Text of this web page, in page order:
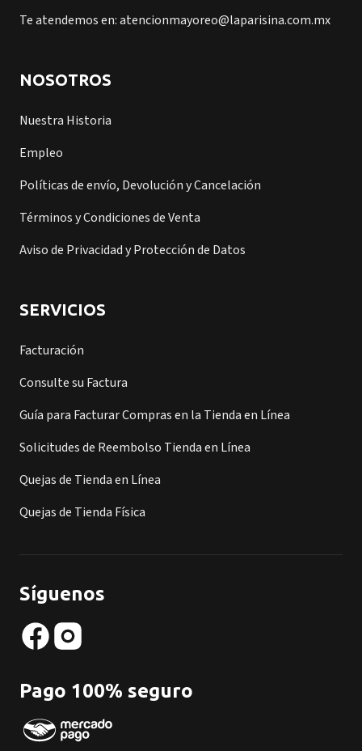
Te atendemos en: atencionmayoreo@laparisina.com.mx
NOSOTROS
Nuestra Historia
Empleo
Políticas de envío, Devolución y Cancelación
Términos y Condiciones de Venta
Aviso de Privacidad y Protección de Datos
SERVICIOS
Facturación
Consulte su Factura
Guía para Facturar Compras en la Tienda en Línea
Solicitudes de Reembolso Tienda en Línea
Quejas de Tienda en Línea
Quejas de Tienda Física
Síguenos
Pago 100% seguro